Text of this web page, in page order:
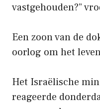
vastgehouden?”
Een zoon van de
oorlog om het
Het Israëlische
reageerde